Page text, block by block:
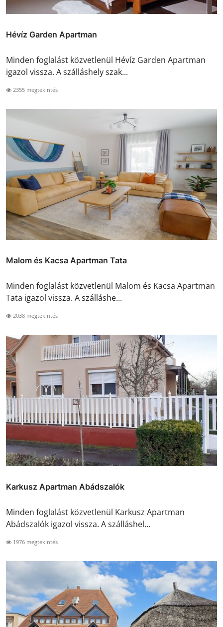
Hévíz Garden Apartman
Minden foglalást közvetlenül Hévíz Garden Apartman
igazol vissza. A szálláshely szak...
2355 megtekintés
Malom és Kacsa Apartman Tata
Minden foglalást közvetlenül Malom és Kacsa Apartman
Tata igazol vissza. A szálláshe...
2038 megtekintés
Karkusz Apartman Abádszalók
Minden foglalást közvetlenül Karkusz Apartman
Abádszalók igazol vissza. A szálláshel...
1976 megtekintés